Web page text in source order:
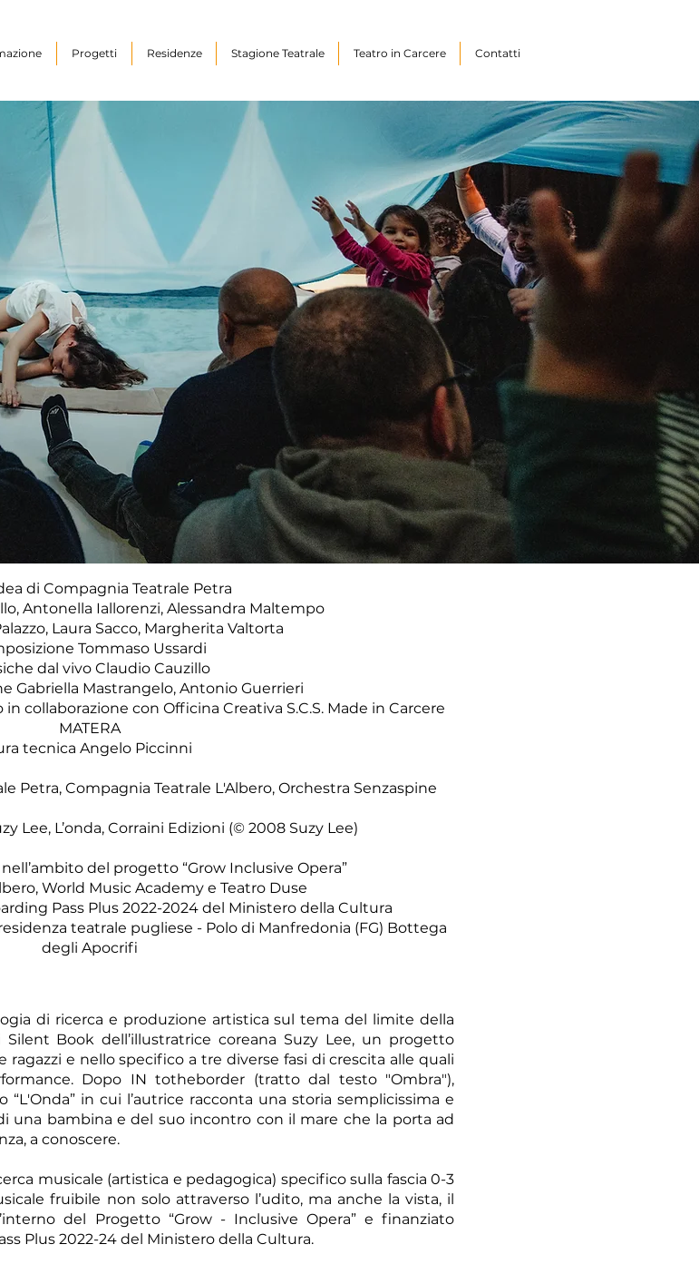
Progetti Residenze Stagione Teatrale Teatro in Carcere Contatti
di Compagnia Teatrale Petra
Antonella Iallorenzi, Alessandra Maltempo
Laura Sacco, Margherita Valtorta
Tommaso Ussardi
dal vivo Claudio Cauzillo
Gabriella Mastrangelo, Antonio Guerrieri
collaborazione con Officina Creativa S.C.S. Made in Carcere
MATERA
tecnica Angelo Piccinni
Petra, Compagnia Teatrale L'Albero, Orchestra Senzaspine
Lee, L’onda, Corraini Edizioni (© 2008 Suzy Lee)
del progetto “Grow Inclusive Opera”
World Music Academy e Teatro Duse
Pass Plus 2022-2024 del Ministero della Cultura
teatrale pugliese - Polo di Manfredonia (FG) Bottega
degli Apocrifi
di ricerca e produzione artistica sul tema del limite della
Book dell’illustratrice coreana Suzy Lee, un progetto
e nello specifico a tre diverse fasi di crescita alle quali
Dopo IN totheborder (tratto dal testo "Ombra"),
in cui l’autrice racconta una storia semplicissima e
una bambina e del suo incontro con il mare che la porta ad
a conoscere.
musicale (artistica e pedagogica) specifico sulla fascia 0-3
fruibile non solo attraverso l’udito, ma anche la vista, il
del Progetto “Grow - Inclusive Opera” e finanziato
Plus 2022-24 del Ministero della Cultura.